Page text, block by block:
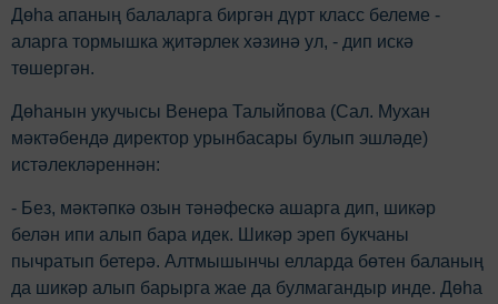
Дөһа апаның балаларга биргән дүрт класс белеме -
аларга тормышка җитәрлек хәзинә ул, - дип искә
төшергән.
Дөһанын укучысы Венера Талыйпова (Сал. Мухан
мәктәбендә директор урынбасары булып эшләде)
истәлекләреннән:
- Без, мәктәпкә озын тәнәфескә ашарга дип, шикәр
белән ипи алып бара идек. Шикәр эреп букчаны
пычратып бетерә. Алтмышынчы елларда бөтен баланың
да шикәр алып барырга жае да булмагандыр инде. Дөһа